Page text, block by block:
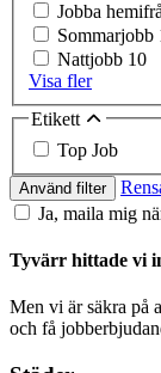
Jobba
Sommarjobb
Nattjobb 10
Visa fler
Etikett
Top Job
Använd filter
Ja, maila mig
Tyvärr hittade vi
Men vi är säkra på
och få